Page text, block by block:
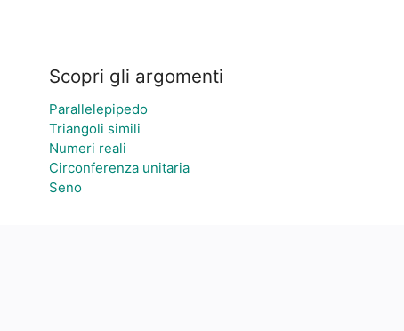
Scopri gli argomenti
Parallelepipedo
Triangoli simili
Numeri reali
Circonferenza unitaria
Seno